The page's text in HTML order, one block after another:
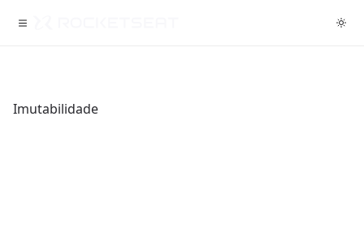
Imutabilidade